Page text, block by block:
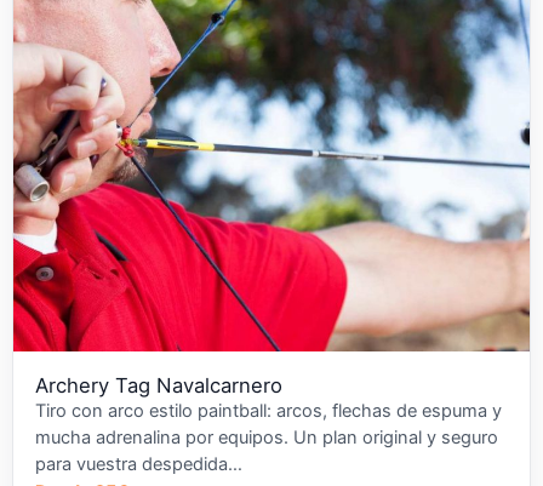
Archery Tag Navalcarnero
Tiro con arco estilo paintball: arcos, flechas de espuma y
mucha adrenalina por equipos. Un plan original y seguro
para vuestra despedida…